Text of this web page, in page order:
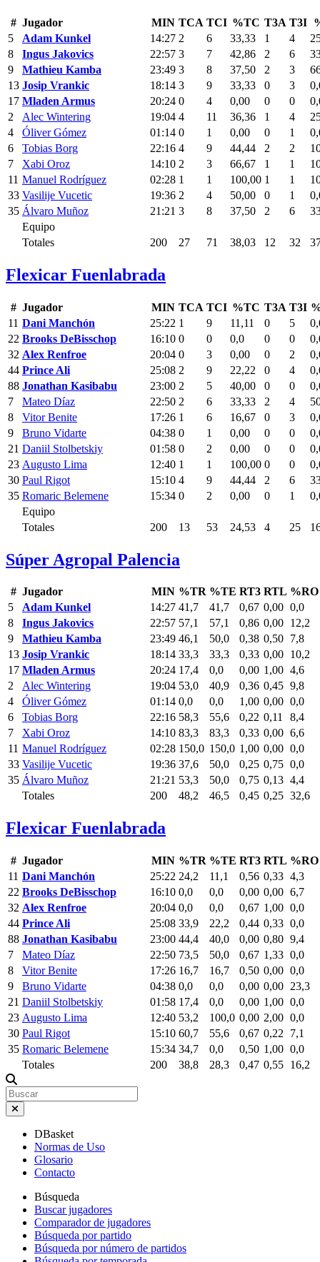
# Jugador MIN TCA TCI %TC T3A T3I
5
Adam Kunkel 14:27 2 6 33,33 1 4
8
Ingus Jakovics 22:57 3 7 42,86 2 6
9
Mathieu Kamba 23:49 3 8 37,50 2 3
13 Josip Vrankic 18:14 3 9 33,33 0 3
17 Mladen Armus 20:24 0 4 0,00 0 0
2
Alec Wintering 19:04 4 11 36,36 1 4
4
Óliver Gómez 01:14 0 1 0,00 0 1
6
Tobias Borg 22:16 4 9 44,44 2 2
7
Xabi Oroz 14:10 2 3 66,67 1 1
11 Manuel Rodríguez 02:28 1 1 100,00 1 1
33 Vasilije Vucetic 19:36 2 4 50,00 0 1
35 Álvaro Muñoz 21:21 3 8 37,50 2 6
Equipo
Totales
200 27 71 38,03 12 32
Flexicar Fuenlabrada
# Jugador MIN TCA TCI %TC T3A T3I
11 Dani Manchón 25:22 1 9 11,11 0 5
22 Brooks DeBisschop 16:10 0 0 0,0 0 0
32 Alex Renfroe 20:04 0 3 0,00 0 2
44 Prince Ali 25:08 2 9 22,22 0 4
88 Jonathan Kasibabu 23:00 2 5 40,00 0 0
7
Mateo Díaz 22:50 2 6 33,33 2 4
8
Vitor Benite 17:26 1 6 16,67 0 3
9
Bruno Vidarte 04:38 0 1 0,00 0 0
21 Daniil Stolbetskiy 01:58 0 2 0,00 0 0
23 Augusto Lima 12:40 1 1 100,00 0 0
30 Paul Rigot 15:10 4 9 44,44 2 6
35 Romaric Belemene 15:34 0 2 0,00 0 1
Equipo
Totales
200 13 53 24,53 4 25
Súper Agropal Palencia
# Jugador MIN %TR %TE RT3 RTL %RO
5
Adam Kunkel 14:27 41,7 41,7 0,67 0,00 0,0
8
Ingus Jakovics 22:57 57,1 57,1 0,86 0,00 12,2
9
Mathieu Kamba 23:49 46,1 50,0 0,38 0,50 7,8
13 Josip Vrankic 18:14 33,3 33,3 0,33 0,00 10,2
17 Mladen Armus 20:24 17,4 0,0 0,00 1,00 4,6
2
Alec Wintering 19:04 53,0 40,9 0,36 0,45 9,8
4
Óliver Gómez 01:14 0,0 0,0 1,00 0,00 0,0
6
Tobias Borg 22:16 58,3 55,6 0,22 0,11
8,4
7
Xabi Oroz 14:10 83,3 83,3 0,33 0,00 6,6
11 Manuel Rodríguez 02:28 150,0 150,0 1,00 0,00 0,0
33 Vasilije Vucetic 19:36 37,6 50,0 0,25 0,75 0,0
35 Álvaro Muñoz 21:21 53,3 50,0 0,75 0,13 4,4
Totales
200 48,2 46,5 0,45 0,25 32,6
Flexicar Fuenlabrada
# Jugador MIN %TR %TE RT3 RTL %RO
11 Dani Manchón 25:22 24,2 11,1 0,56 0,33 4,3
22 Brooks DeBisschop 16:10 0,0 0,0 0,00 0,00 6,7
32 Alex Renfroe 20:04 0,0 0,0 0,67 1,00 0,0
44 Prince Ali 25:08 33,9 22,2 0,44 0,33 0,0
88 Jonathan Kasibabu 23:00 44,4 40,0 0,00 0,80 9,4
7
Mateo Díaz 22:50 73,5 50,0 0,67 1,33 0,0
8
Vitor Benite 17:26 16,7 16,7 0,50 0,00 0,0
9
Bruno Vidarte 04:38 0,0 0,0 0,00 0,00 23,3
21 Daniil Stolbetskiy 01:58 17,4 0,0 0,00 1,00 0,0
23 Augusto Lima 12:40 53,2 100,0 0,00 2,00 0,0
30 Paul Rigot 15:10 60,7 55,6 0,67 0,22
7,1
35 Romaric Belemene 15:34 34,7 0,0 0,50 1,00 0,0
Totales
200 38,8 28,3 0,47 0,55 16,2
DBasket
Normas de Uso
Glosario
Contacto
Búsqueda
Buscar jugadores
Comparador de jugadores
Búsqueda por partido
Búsqueda por número de partidos